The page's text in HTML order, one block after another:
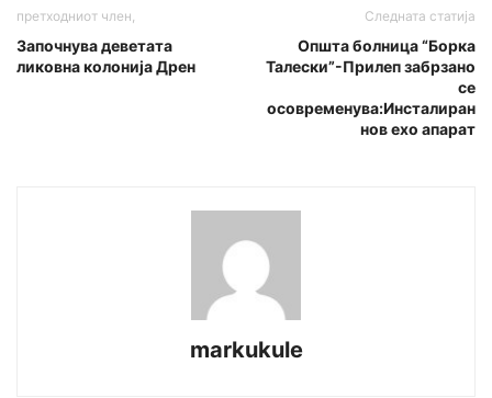
претходниот член,
Започнува деветата
ликовна колонија Дрен
Следната статија
Општа болница “Борка
Талески”-Прилеп забрзано
се
осовременува:Инсталиран
нов eхо апарат
markukule